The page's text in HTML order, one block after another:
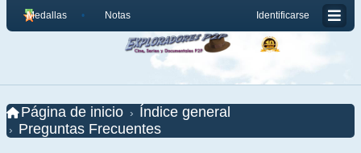
Identificarse
Medallas Notas
Página de inicio
Índice general
Preguntas Frecuentes